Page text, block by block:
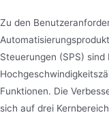
Zu den
Steuerungen (SPS)
Funktionen. Die
sich auf drei